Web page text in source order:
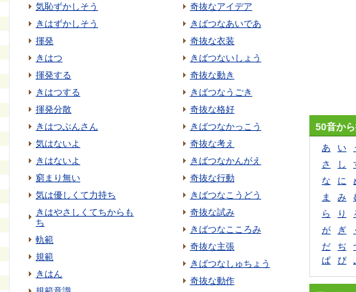
気恥ずかしそう
きはずかしそう
揮発
きはつ
揮発する
きはつする
揮発分散
きはつぶんさん
気はないよ
きはないよ
窮まり無い
気は優しくて力持ち
きはやさしくてちからも
ち
軌範
規範
きはん
奇抜なアイデア
きばつなあいであ
奇抜な衣装
きばつないしょう
奇抜な動き
きばつなうごき
奇抜な格好
きばつなかっこう
奇抜な考え
きばつなかんがえ
奇抜な行動
きばつなこうどう
奇抜な試み
きばつなこころみ
奇抜な主張
きばつなしゅちょう
奇抜な動作
50音か
あ い
さ
し
な
に
ま
み
ら
り
が
ぎ
だ
ぢ
ぱ
ぴ